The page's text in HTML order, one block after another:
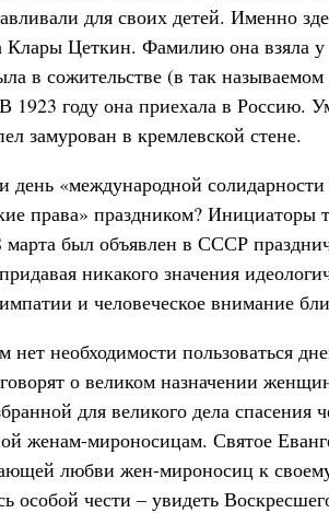
для своих детей. Именно
Цеткин. Фамилию она взяла у
в сожительстве (в так
1923 году она приехала в Россию.
замурован в кремлевской стене.
день «международной
права» праздником? Инициаторы
марта был объявлен в СССР
никакого значения
и человеческое внимание
нет необходимости пользоваться
о великом назначении
для великого дела спасения
женам-мироносицам. Святое
любви жен-мироносиц к
особой чести – увидеть